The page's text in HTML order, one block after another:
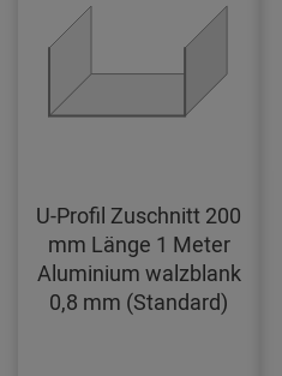
U-Profil Zuschnitt 200
mm Länge 1 Meter
Aluminium walzblank
0,8 mm (Standard)